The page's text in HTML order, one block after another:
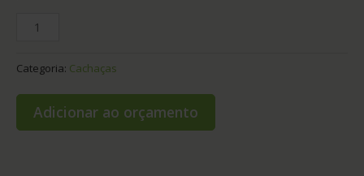
Categoria: Cachaças
Adicionar ao orçamento